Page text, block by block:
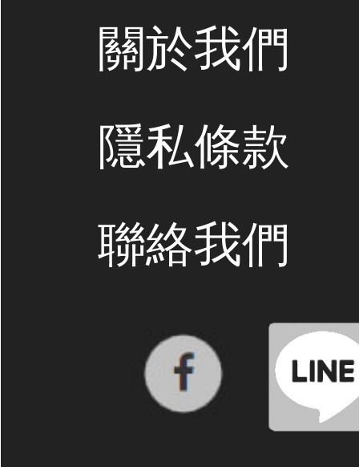
關於我們
隱私條款
聯絡我們